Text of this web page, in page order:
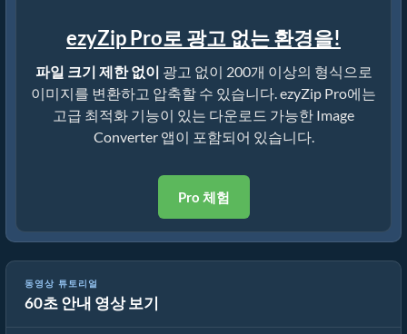
ezyZip Pro로 광고 없는 환경을!
파일 크기 제한 없이 광고 없이 200개 이상의 형식으로
이미지를 변환하고 압축할 수 있습니다. ezyZip Pro에는
고급 최적화 기능이 있는 다운로드 가능한 Image
Converter 앱이 포함되어 있습니다.
Pro 체험
동영상 튜토리얼
60초 안내 영상 보기
nef의 크기를 백분율로 줄이는 방법